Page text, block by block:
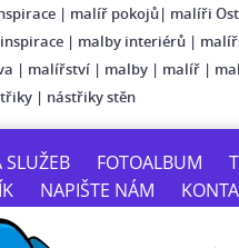
| malíř pokojů| malíři
| malby interiérů|
| malířství | malby | malíř |
| nástřiky stěn
FOTOALBUM
NAPIŠTE NÁM